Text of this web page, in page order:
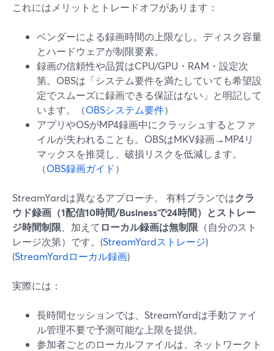
これにはメリットとトレードオフがあります：
ベンダーによる録画時間の上限なし。ディスク容量
とハードウェアが制限要素。
録画の信頼性や品質はCPU/GPU・RAM・設定次
第。OBSは「システム要件を満たしていても希望設
定でスムーズに録画できる保証はない」と明記して
います。（OBSシステム要件）
アプリやOSがMP4録画中にクラッシュするとファ
イルが失われることも。OBSはMKV録画→MP4リ
マックスを推奨し、破損リスクを低減します。
（OBS録画ガイド）
StreamYardは異なるアプローチ。 有料プランではクラ
ウド録画（1配信10時間/Businessで24時間）とストレー
ジ時間制限 、加えて ローカル録画は無制限 （自分のスト
レージ次第）です。(StreamYardストレージ)
(StreamYardローカル録画)
実際には：
長時間セッションでは、StreamYardは手動ファイ
ル管理不要で予測可能な上限を提供。
参加者ごとのローカルファイルは、ネットワークト